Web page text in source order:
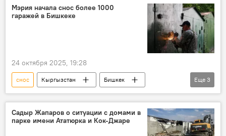
зеленая зона
Айбек Джунушалиев
мэр
Пресс-центр
Мэрия начала снос более 1000
гаражей в Бишкеке
24 октября 2025, 19:28
снос Кыргызстан
Бишкек
Мэрия города Бишкек
мэрия
Еще 3
Садыр Жапаров о ситуации с домами в
парке имени Ататюрка и Кок-Джаре